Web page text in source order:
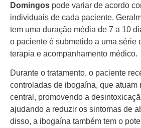
Domingos pode variar de acordo
individuais de cada paciente.
tem uma duração média de 7 a 10
o paciente é submetido a uma série
terapia e acompanhamento médico.
Durante o tratamento, o paciente
controladas de ibogaína, que atuam
central, promovendo a
ajudando a reduzir os sintomas de
disso, a ibogaína também tem o